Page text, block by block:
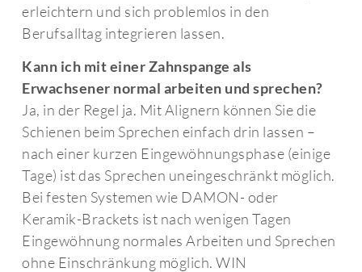
erleichtern und sich problemlos in den
Berufsalltag integrieren lassen.
Kann ich mit einer Zahnspange als
Erwachsener normal arbeiten und sprechen?
Ja, in der Regel ja. Mit Alignern können Sie die
Schienen beim Sprechen einfach drin lassen –
nach einer kurzen Eingewöhnungsphase (einige
Tage) ist das Sprechen uneingeschränkt möglich.
Bei festen Systemen wie DAMON- oder
Keramik-Brackets ist nach wenigen Tagen
Eingewöhnung normales Arbeiten und Sprechen
ohne Einschränkung möglich. WIN